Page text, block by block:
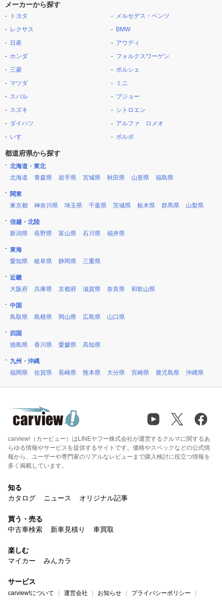
メーカーから探す
トヨタ
レクサス
日産
ホンダ
三菱
マツダ
スバル
スズキ
ダイハツ
いすゞ
メルセデス・ベンツ
BMW
アウディ
フォルクスワーゲン
ポルシェ
ミニ
プジョー
シトロエン
アルファ ロメオ
ボルボ
都道府県から探す
北海道・東北
北海道
青森県 岩手県 宮城県 秋田県 山形県 福島県
関東
東京都
神奈川県 埼玉県 千葉県 茨城県 栃木県 群馬県 山梨県
信越・北陸
新潟県
長野県 富山県 石川県 福井県
東海
愛知県
岐阜県 静岡県 三重県
近畿
大阪府
兵庫県 京都府 滋賀県 奈良県 和歌山県
中国
鳥取県
島根県 岡山県 広島県 山口県
四国
徳島県
香川県 愛媛県 高知県
九州・沖縄
福岡県
佐賀県 長崎県 熊本県 大分県 宮崎県 鹿児島県 沖縄県
carview!（カービュー）はLINEヤフー株式会社が運営するクルマに関するあ
らゆる情報やサービスを提供するサイトです。価格やスペックなどの公式情
報から、ユーザーや専門家のリアルなレビューまで購入検討に役立つ情報を
多く掲載しています。
知る
カタログ
ニュース オリジナル記事
買う・売る
中古車検索
新車見積り 車買取
楽しむ
マイカー
みんカラ
サービス
carview!について 運営会社 お知らせ プライバシーポリシー